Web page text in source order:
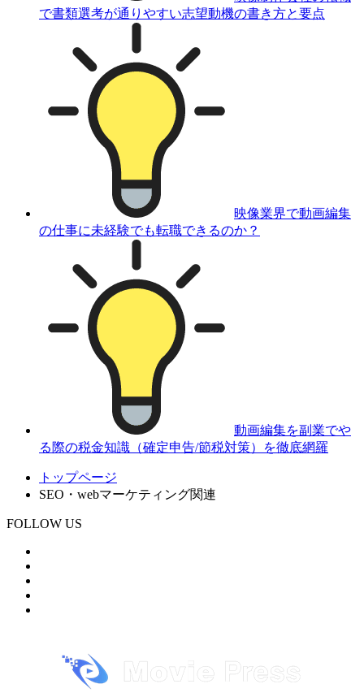
で書類選考が通りやすい志望動機の書き方と要点
映像業界で動画編集
の仕事に未経験でも転職できるのか？
動画編集を副業でや
る際の税金知識（確定申告/節税対策）を徹底網羅
トップページ
SEO・webマーケティング関連
FOLLOW US